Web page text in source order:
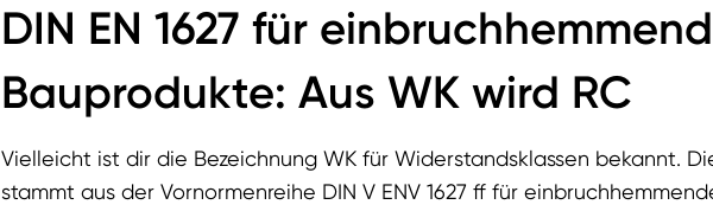
DIN EN 1627 für
Bauprodukte: Aus WK wird RC
Vielleicht ist dir die Bezeichnung WK für Widerstandsklassen bekannt.
stammt aus der Vornormenreihe DIN V ENV 1627 ff für